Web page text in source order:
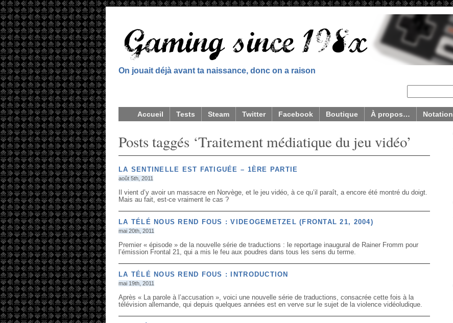
On jouait déjà avant ta naissance, donc on a raison
Accueil Tests Steam Twitter Facebook Boutique À propos… Notation
Posts taggés ‘Traitement médiatique du jeu vidéo’
LA SENTINELLE EST FATIGUÉE – 1ÈRE PARTIE
août 5th, 2011
Il vient d’y avoir un massacre en Norvège, et le jeu vidéo, à ce qu’il paraît, a encore été montré du doigt.
Mais au fait, est-ce vraiment le cas ?
LA TÉLÉ NOUS REND FOUS : VIDEOGEMETZEL (FRONTAL 21, 2004)
mai 20th, 2011
Premier « épisode » de la nouvelle série de traductions : le reportage inaugural de Rainer Fromm pour
l’émission Frontal 21, qui a mis le feu aux poudres dans tous les sens du terme.
LA TÉLÉ NOUS REND FOUS : INTRODUCTION
mai 19th, 2011
Après « La parole à l’accusation », voici une nouvelle série de traductions, consacrée cette fois à la
télévision allemande, qui depuis quelques années est en verve sur le sujet de la violence vidéoludique.